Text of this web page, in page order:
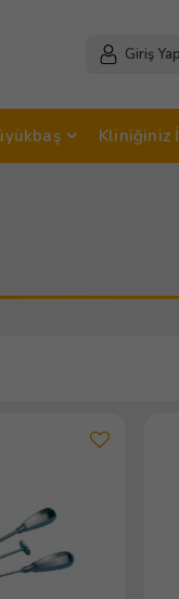
Giriş Yap
Kliniğiniz